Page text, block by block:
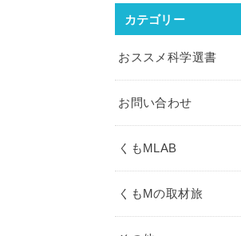
カテゴリー
おススメ科学選書
お問い合わせ
くもMLAB
くもMの取材旅